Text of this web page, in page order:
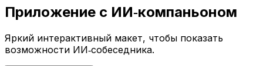
Приложение с ИИ‑компаньоном
Яркий интерактивный макет, чтобы показать
возможности ИИ‑собеседника.